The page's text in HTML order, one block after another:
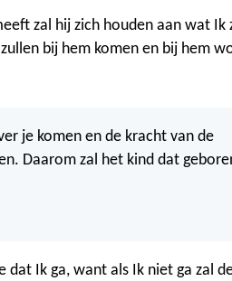
zal hij zich houden aan wat Ik
bij hem komen en bij hem
je komen en de kracht van de
Daarom zal het kind dat
Ik ga, want als Ik niet ga zal